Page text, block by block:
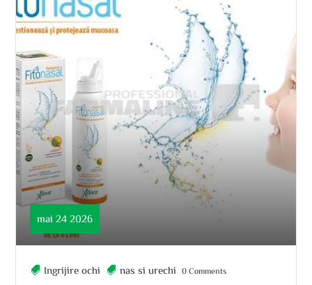
mai 24 2026
Ingrijire ochi nas si urechi 0 Comments